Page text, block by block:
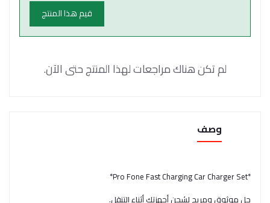
قيم هذا المنتج
لم تكن هناك مراجعات لهذا المنتج حتى الآن.
وصف
*Pro Fone Fast Charging Car Charger Set*
حل موثوق ومريح لشحن أجهزتك أثناء التنقل.